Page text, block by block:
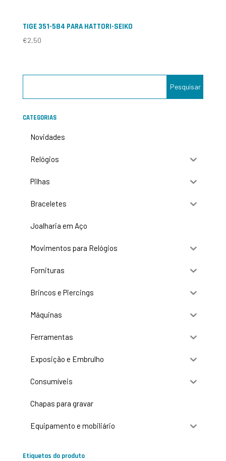
TIGE 351-584 PARA HATTORI-SEIKO
€2,50
CATEGORIAS
Novidades
Relógios
Pilhas
Braceletes
Joalharia em Aço
Movimentos para Relógios
Fornituras
Brincos e Piercings
Máquinas
Ferramentas
Exposição e Embrulho
Consumíveis
Chapas para gravar
Equipamento e mobiliário
Etiquetas do produto